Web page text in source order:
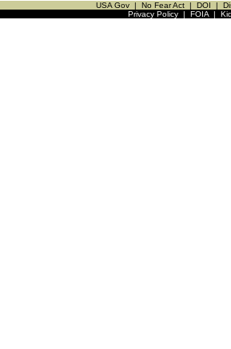
USA Gov | No Fear Act | DOI |
Privacy Policy| FOIA|